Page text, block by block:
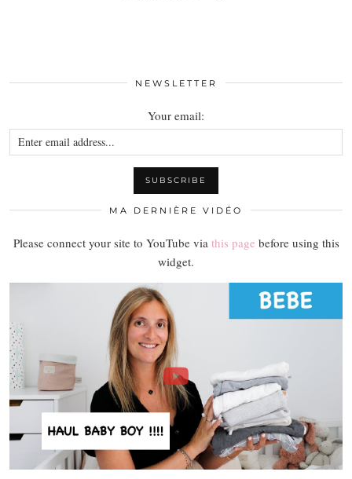
NEWSLETTER
Your email:
MA DERNIÈRE VIDÉO
Please connect your site to YouTube via this page before using this
widget.